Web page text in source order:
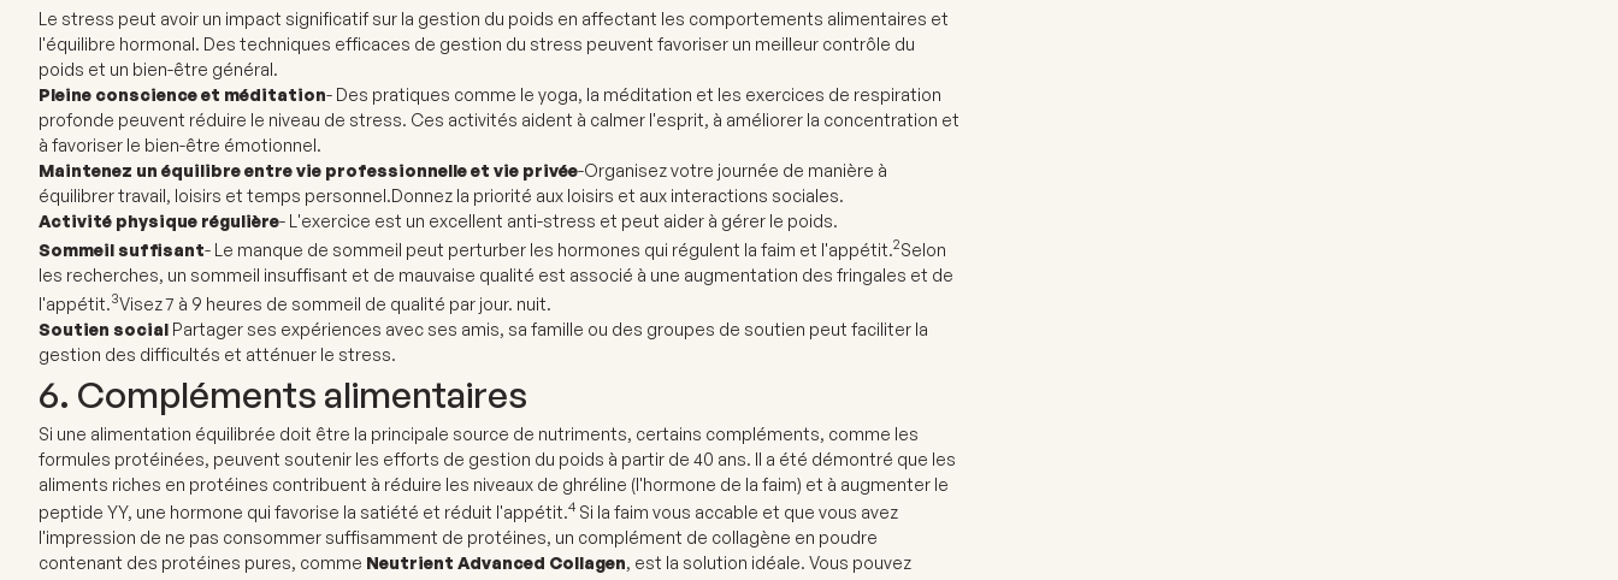
Le stress peut avoir un impact significatif sur la gestion du poids en affectant les comportements alimentaires et
l'équilibre hormonal. Des techniques efficaces de gestion du stress peuvent favoriser un meilleur contrôle du
poids et un bien-être général.
Pleine conscience et méditation- Des pratiques comme le yoga, la méditation et les exercices de respiration
profonde peuvent réduire le niveau de stress. Ces activités aident à calmer l'esprit, à améliorer la concentration et
à favoriser le bien-être émotionnel.
Maintenez un équilibre entre vie professionnelle et vie privée-Organisez votre journée de manière à
équilibrer travail, loisirs et temps personnel.Donnez la priorité aux loisirs et aux interactions sociales.
Activité physique régulière- L'exercice est un excellent anti-stress et peut aider à gérer le poids.
Sommeil suffisant- Le manque de sommeil peut perturber les hormones qui régulent la faim et l'appétit.2Selon
les recherches, un sommeil insuffisant et de mauvaise qualité est associé à une augmentation des fringales et de
l'appétit.3Visez 7 à 9 heures de sommeil de qualité par jour. nuit.
Soutien social Partager ses expériences avec ses amis, sa famille ou des groupes de soutien peut faciliter la
gestion des difficultés et atténuer le stress.
6. Compléments alimentaires
Si une alimentation équilibrée doit être la principale source de nutriments, certains compléments, comme les
formules protéinées, peuvent soutenir les efforts de gestion du poids à partir de 40 ans. Il a été démontré que les
aliments riches en protéines contribuent à réduire les niveaux de ghréline (l'hormone de la faim) et à augmenter le
peptide YY, une hormone qui favorise la satiété et réduit l'appétit.4 Si la faim vous accable et que vous avez
l'impression de ne pas consommer suffisamment de protéines, un complément de collagène en poudre
contenant des protéines pures, comme Neutrient Advanced Collagen, est la solution idéale. Vous pouvez